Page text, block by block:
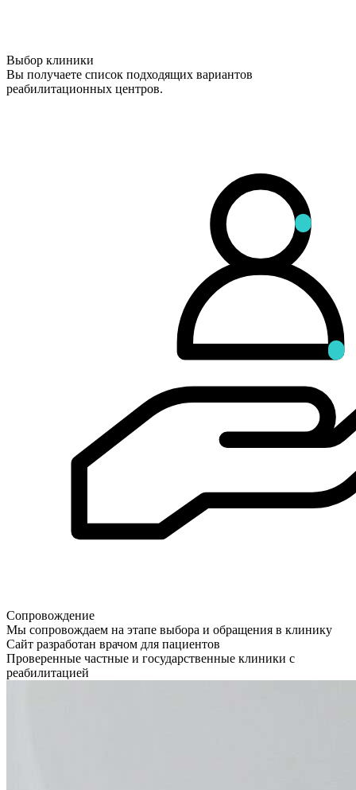
Выбор клиники
Вы получаете список подходящих вариантов
реабилитационных центров.
Сопровождение
Мы сопровождаем на этапе выбора и обращения в клинику
Сайт разработан врачом для пациентов
Проверенные частные и государственные клиники с
реабилитацией